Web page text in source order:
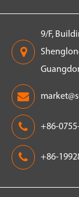
9/F,
+86-
+86-